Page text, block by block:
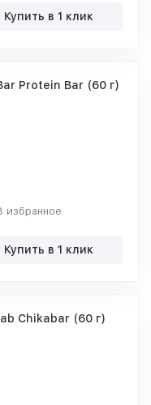
Купить в 1 клик
Protein Bar (60 г)
избранное
Купить в 1 клик
Chikabar (60 г)